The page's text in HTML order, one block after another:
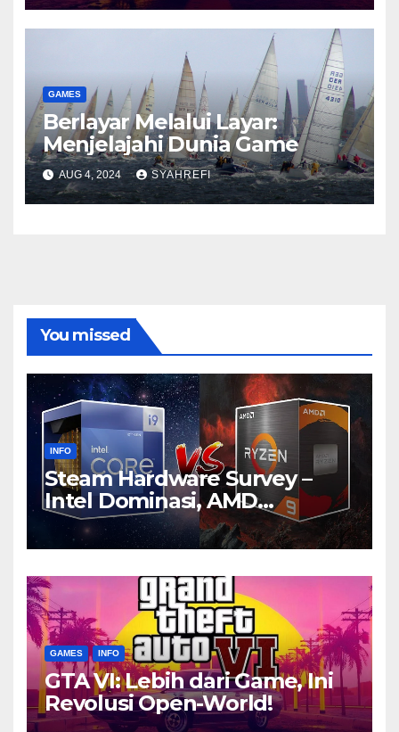
GAMES
Berlayar Melalui Layar:
Menjelajahi Dunia Game
AUG 4, 2024 SYAHREFI
You missed
INFO
Steam Hardware Survey –
Intel Dominasi, AMD
Bersaing Ketat
GAMES INFO
GTA VI: Lebih dari Game, Ini
Revolusi Open-World!